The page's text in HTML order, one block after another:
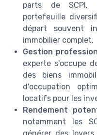
parts de SCPI,
portefeuille
départ souvent
immobilier complet.
Gestion
experte s'occupe
des biens
d'occupation
locatifs pour les
Rendement
notamment les